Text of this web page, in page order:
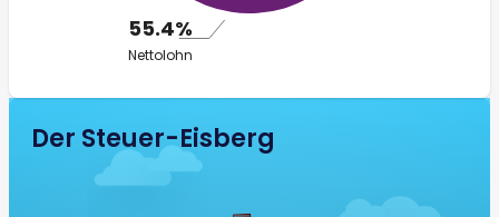
55.4%
Nettolohn
Der Steuer-Eisberg